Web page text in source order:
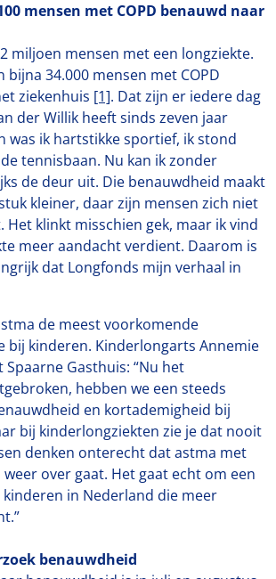
mensen met COPD benauwd naar
miljoen mensen met een longziekte.
bijna 34.000 mensen met COPD
ziekenhuis [1]. Dat zijn er iedere dag
der Willik heeft sinds zeven jaar
was ik hartstikke sportief, ik stond
tennisbaan. Nu kan ik zonder
de deur uit. Die benauwdheid maakt
kleiner, daar zijn mensen zich niet
Het klinkt misschien gek, maar ik vind
meer aandacht verdient. Daarom is
dat Longfonds mijn verhaal in
de meest voorkomende
bij kinderen. Kinderlongarts Annemie
Gasthuis: “Nu het
hebben we een steeds
en kortademigheid bij
bij kinderlongziekten zie je dat nooit
denken onterecht dat astma met
over gaat. Het gaat echt om een
in Nederland die meer
benauwdheid